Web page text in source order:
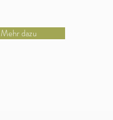
Mehr dazu